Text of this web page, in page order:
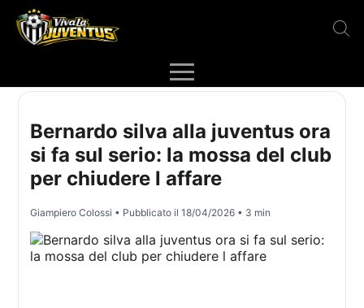
Bernardo silva alla juventus ora
si fa sul serio: la mossa del club
per chiudere l affare
Giampiero Colossi • Pubblicato il18/04/2026 • 3 min